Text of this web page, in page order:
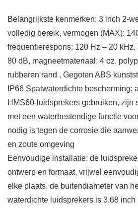
Belangrijkste kenmerken: 3 inch 2-
volledig bereik, vermogen (MAX):
frequentierespons: 120 Hz – 20 kHz,
80 dB, magneetmateriaal: 4 oz,
rubberen rand , Gegoten ABS
IP66 Spatwaterdichte bescherming:
HMS60-luidsprekers gebruiken, zijn
met een waterbestendige functie
nodig is tegen de corrosie die
en zoute omgeving
Eenvoudige installatie: de
ontwerp en formaat, vrijwel
elke plaats. de buitendiameter van
waterdichte luidsprekers is 3,68 inch